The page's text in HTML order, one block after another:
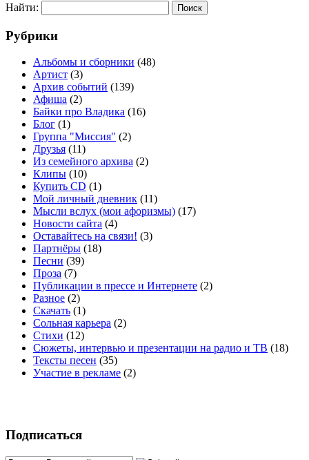
Найти:
Рубрики
Альбомы и сборники (48)
Артист (3)
Архив событий (139)
Афиша (2)
Байки про Владика (16)
Блог (1)
Группа "Миссия" (2)
Друзья (11)
Из семейного архива (2)
Клипы (10)
Купить CD (1)
Мой личный дневник (11)
Мысли вслух (мои афоризмы) (17)
Новости сайта (4)
Оставайтесь на связи! (3)
Партнёры (18)
Песни (39)
Проза (7)
Публикации в прессе и Интернете (2)
Разное (2)
Скачать (1)
Сольная карьера (2)
Стихи (12)
Сюжеты, интервью и презентации на радио и ТВ (18)
Тексты песен (35)
Участие в рекламе (2)
Подписаться